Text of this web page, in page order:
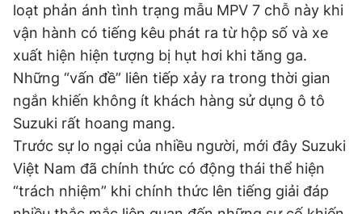
Đọc Thanh Niên trên điện thoại
Theo dõi báo trên
Hotline Liên hệ quảng cáo
loạt phản ánh tình trạng mẫu MPV 7 chỗ này khi
vận hành có tiếng kêu phát ra từ hộp số và xe
xuất hiện hiện tượng bị hụt hơi khi tăng ga.
Những “vấn đề” liên tiếp xảy ra trong thời gian
ngắn khiến không ít khách hàng sử dụng ô tô
Suzuki rất hoang mang.
Trước sự lo ngại của nhiều người, mới đây Suzuki
Việt Nam đã chính thức có động thái thể hiện
“trách nhiệm” khi chính thức lên tiếng giải đáp